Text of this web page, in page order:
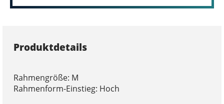
Produktdetails
Rahmengröße: M
Rahmenform-Einstieg: Hoch